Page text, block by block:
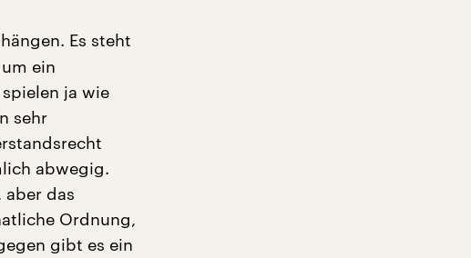
Es steht
ein
ja wie
sehr
abwegig.
aber das
Ordnung,
gibt es ein